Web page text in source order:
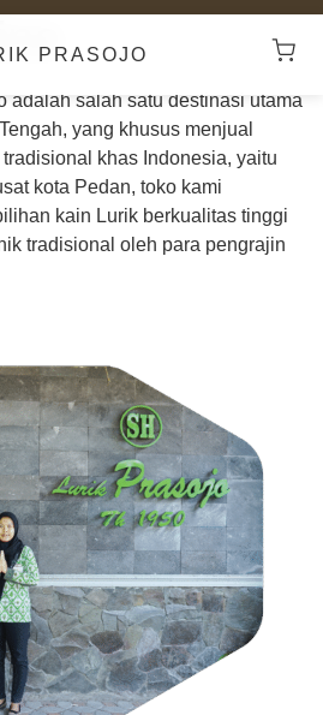
PRASOJO
adalah salah satu destinasi utama
yang khusus menjual
khas Indonesia, yaitu
kota Pedan, toko kami
kain Lurik berkualitas tinggi
tradisional oleh para pengrajin